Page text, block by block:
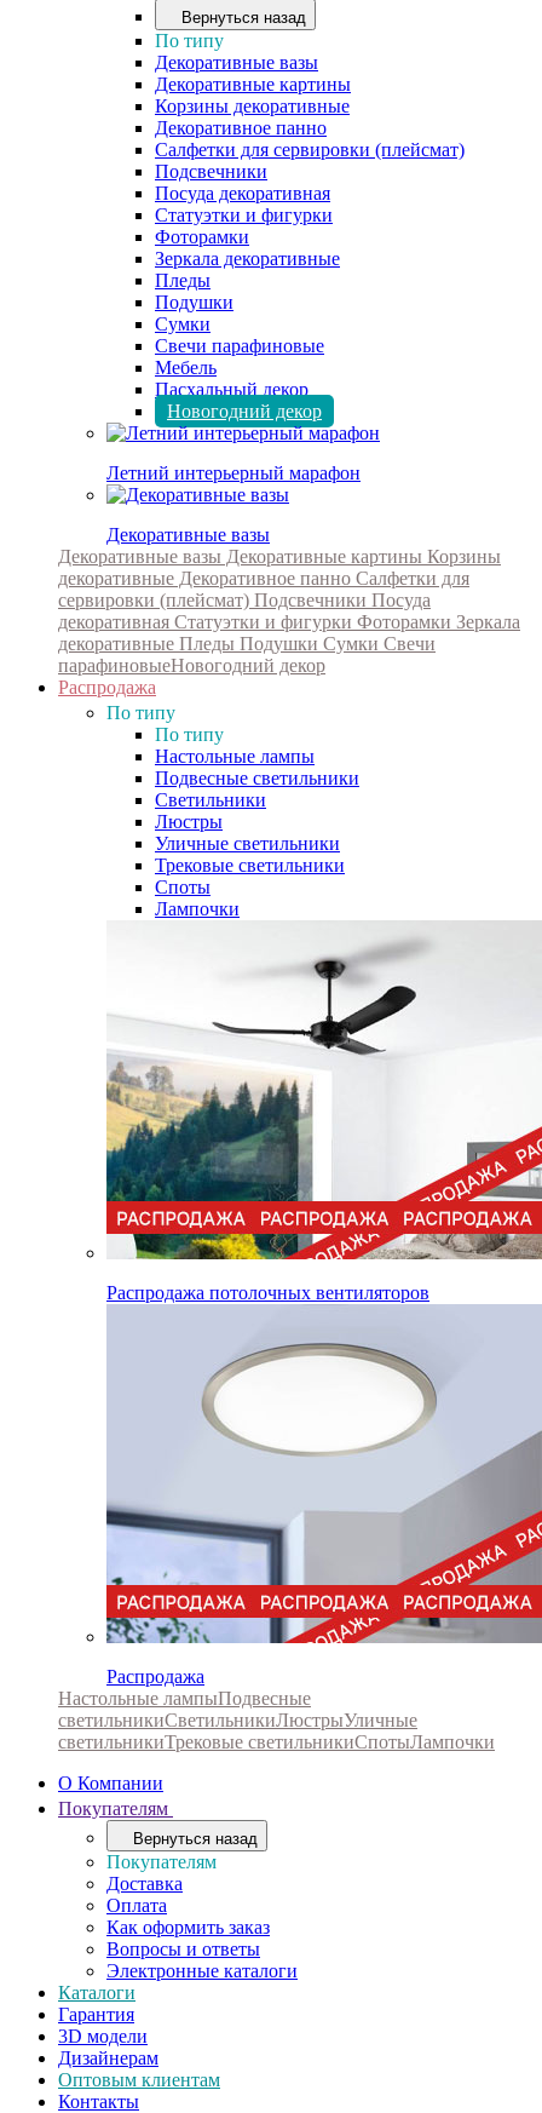
Вернуться назад
По типу
Декоративные вазы
Декоративные картины
Корзины декоративные
Декоративное панно
Салфетки для сервировки (плейсмат)
Подсвечники
Посуда декоративная
Статуэтки и фигурки
Фоторамки
Зеркала декоративные
Пледы
Подушки
Сумки
Свечи парафиновые
Мебель
Пасхальный декор
Новогодний декор
Летний интерьерный марафон
Декоративные вазы
Декоративные вазы Декоративные картины Корзины
декоративные Декоративное панно Салфетки для
сервировки (плейсмат) Подсвечники Посуда
декоративная Статуэтки и фигурки Фоторамки Зеркала
декоративные Пледы Подушки Сумки Свечи
парафиновыеНовогодний декор
Распродажа
По типу
По типу
Настольные лампы
Подвесные светильники
Светильники
Люстры
Уличные светильники
Трековые светильники
Споты
Лампочки
Распродажа потолочных вентиляторов
Распродажа
Настольные лампыПодвесные
светильникиСветильникиЛюстрыУличные
светильникиТрековые светильникиСпотыЛампочки
О Компании
Покупателям
Вернуться назад
Покупателям
Доставка
Оплата
Как оформить заказ
Вопросы и ответы
Электронные каталоги
Каталоги
Гарантия
3D модели
Дизайнерам
Оптовым клиентам
Контакты